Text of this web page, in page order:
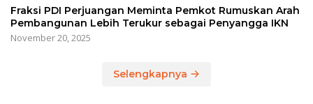
Fraksi PDI Perjuangan Meminta Pemkot Rumuskan Arah
Pembangunan Lebih Terukur sebagai Penyangga IKN
November 20, 2025
Selengkapnya